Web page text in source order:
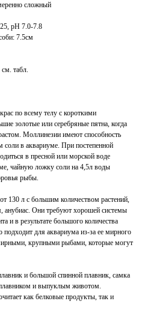
сложный
pH 7.0-7.8
7.5см
табл.
по всему телу с короткими
золотые или серебряные пятна, когда
Моллинезии имеют способность
соли в аквариуме. При постепенной
в пресной или морской воде
чайную ложку соли на 4,5л воды
рыбы.
130 л с большим количеством растений,
анубиас. Они требуют хорошей системы
и в результате большого количества
для аквариума из-за ее мирного
крупными рыбами, которые могут
и большой спинной плавник, самка
и выпуклым животом.
как белковые продукты, так и